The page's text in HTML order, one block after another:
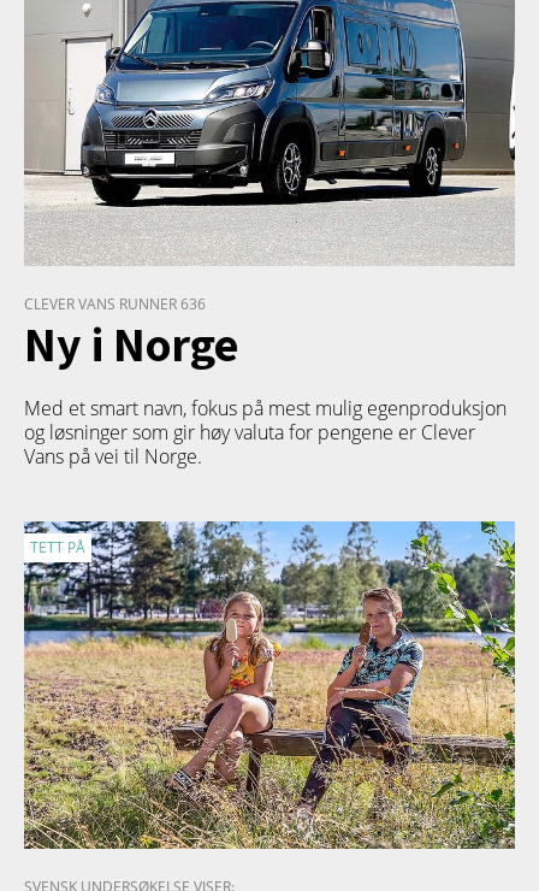
CLEVER VANS RUNNER 636
Ny i Norge
Med et smart navn, fokus på mest mulig egenproduksjon
og løsninger som gir høy valuta for pengene er Clever
Vans på vei til Norge.
TETT PÅ